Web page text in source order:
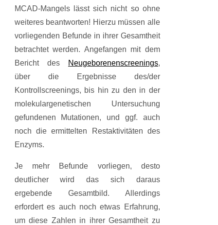
MCAD-Mangels lässt sich nicht so ohne
weiteres beantworten! Hierzu müssen alle
vorliegenden Befunde in ihrer Gesamtheit
betrachtet werden. Angefangen mit dem
Bericht des
Neugeborenenscreenings,
über die Ergebnisse des/der
Kontrollscreenings, bis hin zu den in der
molekulargenetischen Untersuchung
gefundenen Mutationen, und ggf. auch
noch die ermittelten Restaktivitäten des
Enzyms.
Je mehr Befunde vorliegen, desto
deutlicher wird das sich daraus
ergebende Gesamtbild. Allerdings
erfordert es auch noch etwas Erfahrung,
um diese Zahlen in ihrer Gesamtheit zu